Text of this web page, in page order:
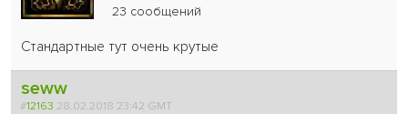
23 сообщений
Стандартные тут очень крутые
seww
#12163 28.02.2018 23:42 GMT